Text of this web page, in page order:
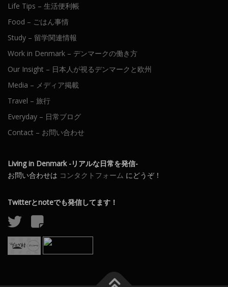
Life Tips – 生活便利帳
Food – ごはん事情
Study – 留学関連情報
Work in Denmark – デンマークの働き方
Our Insight – 日本人が視るデンマークと欧州
Media – メディア掲載
Travel – 旅行
Everyday – 日常ブログ
Contact – お問い合わせ
Living in Denmark -リアルな日常を発信-
お問い合わせは コンタクトフォーム にどうぞ！
Twitterとnoteでも発信してます！